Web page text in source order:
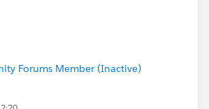
Forums Member (Inactive)